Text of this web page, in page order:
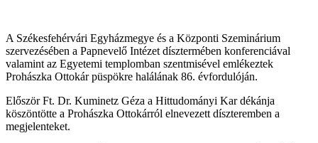
A Székesfehérvári Egyházmegye és a Központi Szeminárium
szervezésében a Papnevelő Intézet dísztermében konferenciával
valamint az Egyetemi templomban szentmisével emlékeztek
Prohászka Ottokár püspökre halálának 86. évfordulóján.
Először Ft. Dr. Kuminetz Géza a Hittudományi Kar dékánja
köszöntötte a Prohászka Ottokárról elnevezett díszteremben a
megjelenteket.